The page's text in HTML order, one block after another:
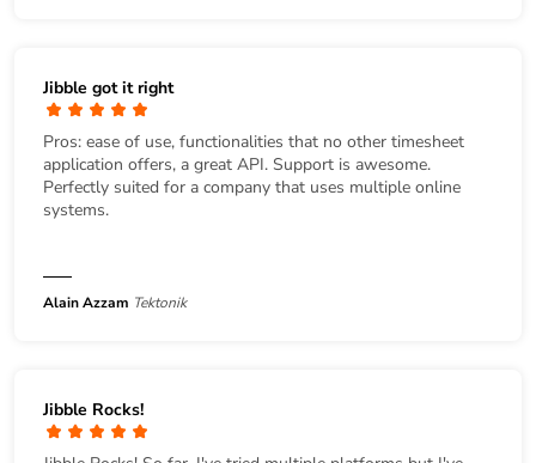
Jibble got it right
Pros: ease of use, functionalities that no other timesheet
application offers, a great API. Support is awesome.
Perfectly suited for a company that uses multiple online
systems.
Alain Azzam Tektonik
Jibble Rocks!